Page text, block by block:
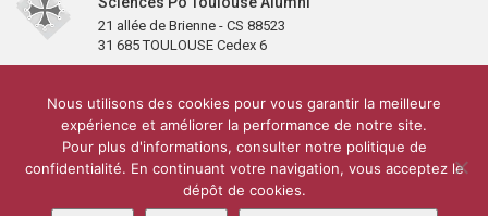
21 allée de Brienne - CS 88523
31 685 TOULOUSE Cedex 6
Partenaires et soutiens
Lettre d’information
Réseaux sociaux
Sciences Po Toulouse
Carré Alumni de la bibliothèque de Sciences Po Toulouse
10 000 diplômés
Réseau ScPo
Mentions légales Politique de confidentialité
Plan du site
Nous utilisons des cookies pour vous garantir la meilleure
expérience et améliorer la performance de notre site.
Pour plus d'informations, consulter notre politique de
confidentialité. En continuant votre navigation, vous acceptez le
dépôt de cookies.